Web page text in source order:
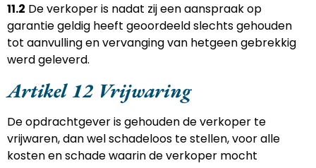
11.2 De verkoper is nadat zij een aanspraak op
garantie geldig heeft geoordeeld slechts gehouden
tot aanvulling en vervanging van hetgeen gebrekkig
werd geleverd.
Artikel 12 Vrijwaring
De opdrachtgever is gehouden de verkoper te
vrijwaren, dan wel schadeloos te stellen, voor alle
kosten en schade waarin de verkoper mocht